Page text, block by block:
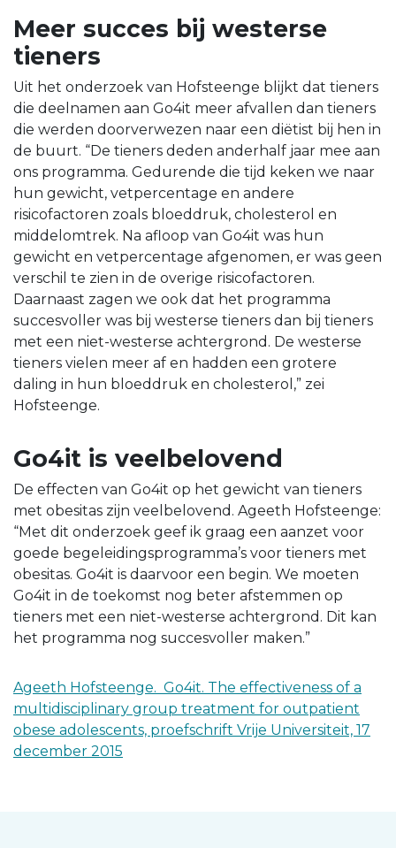
Meer succes bij westerse
tieners
Uit het onderzoek van Hofsteenge blijkt dat tieners
die deelnamen aan Go4it meer afvallen dan tieners
die werden doorverwezen naar een diëtist bij hen in
de buurt. “De tieners deden anderhalf jaar mee aan
ons programma. Gedurende die tijd keken we naar
hun gewicht, vetpercentage en andere
risicofactoren zoals bloeddruk, cholesterol en
middelomtrek. Na afloop van Go4it was hun
gewicht en vetpercentage afgenomen, er was geen
verschil te zien in de overige risicofactoren.
Daarnaast zagen we ook dat het programma
succesvoller was bij westerse tieners dan bij tieners
met een niet-westerse achtergrond. De westerse
tieners vielen meer af en hadden een grotere
daling in hun bloeddruk en cholesterol,” zei
Hofsteenge.
Go4it is veelbelovend
De effecten van Go4it op het gewicht van tieners
met obesitas zijn veelbelovend. Ageeth Hofsteenge:
“Met dit onderzoek geef ik graag een aanzet voor
goede begeleidingsprogramma’s voor tieners met
obesitas. Go4it is daarvoor een begin. We moeten
Go4it in de toekomst nog beter afstemmen op
tieners met een niet-westerse achtergrond. Dit kan
het programma nog succesvoller maken.”
Ageeth Hofsteenge. Go4it. The effectiveness of a
multidisciplinary group treatment for outpatient
obese adolescents, proefschrift Vrije Universiteit, 17
december 2015